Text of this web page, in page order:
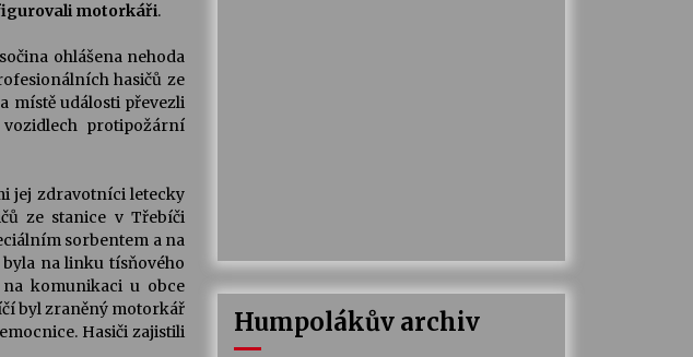
motorkáři.
ohlášena nehoda
hasičů ze
místě události převezli
protipožární
jej zdravotníci letecky
ze stanice v Třebíči
sorbentem a na
na linku tísňového
na komunikaci u obce
byl zraněný motorkář
Hasiči zajistili
Humpolákův archiv